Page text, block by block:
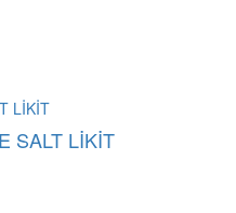
SALT LİKİT